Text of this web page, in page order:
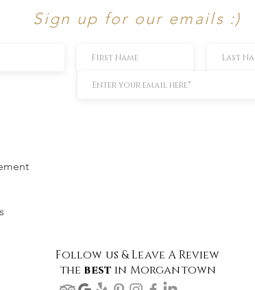
Sign up for our emails :)
Follow us & Leave A Review
the best in Morgantown